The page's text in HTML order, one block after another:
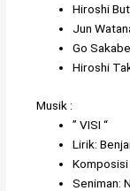
Hiroshi
Jun
Go Sakabe
Hiroshi
Musik :
”VISI “
Lirik:
Seniman: